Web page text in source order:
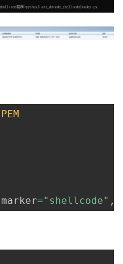
PEM
marker="shellcode" ,